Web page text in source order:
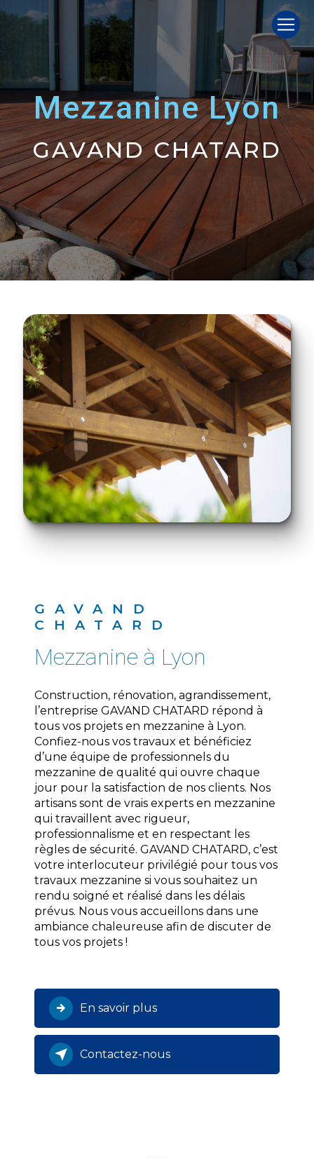
mezzanine Lyon
GAVAND CHATARD
GAVAND
CHATARD
mezzanine à Lyon
Construction, rénovation, agrandissement,
l’entreprise GAVAND CHATARD répond à
tous vos projets en mezzanine à Lyon.
Confiez-nous vos travaux et bénéficiez
d’une équipe de professionnels du
mezzanine de qualité qui ouvre chaque
jour pour la satisfaction de nos clients. Nos
artisans sont de vrais experts en mezzanine
qui travaillent avec rigueur,
professionnalisme et en respectant les
règles de sécurité. GAVAND CHATARD, c’est
votre interlocuteur privilégié pour tous vos
travaux mezzanine si vous souhaitez un
rendu soigné et réalisé dans les délais
prévus. Nous vous accueillons dans une
ambiance chaleureuse afin de discuter de
tous vos projets !
En savoir plus
Contactez-nous
Panneau de gestion des cookies